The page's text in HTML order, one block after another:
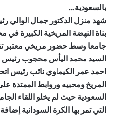
بالسعودية…
شهد منزل الدكتور جمال الوالي
بناة النهضة المريخية الكبيرة في
جامعا وسط حضور مريخي معتبر
السيد محمد اليأس محجوب رئيس
احمد عمر الكيماوي نائب رئيس
المريخ ومحبيه وروابط الممتدة
السعودية حيث لم يخلو اللقاء
التي تمر بها الكرة السودانية